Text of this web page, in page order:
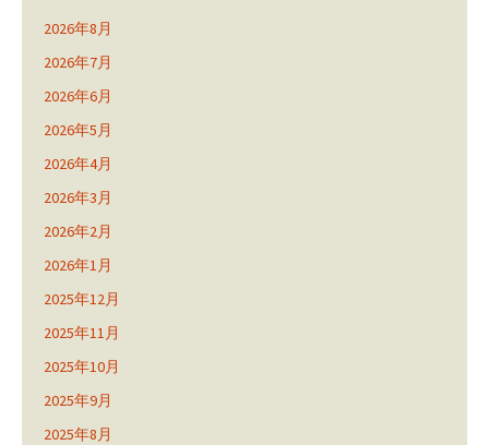
2026年8月
2026年7月
2026年6月
2026年5月
2026年4月
2026年3月
2026年2月
2026年1月
2025年12月
2025年11月
2025年10月
2025年9月
2025年8月